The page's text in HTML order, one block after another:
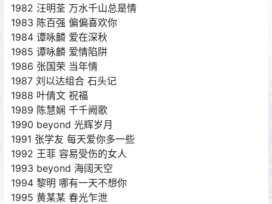
1982 汪明荃 万水千山总是情
1983 陈百强 偏偏喜欢你
1984 谭咏麟 爱在深秋
1985 谭咏麟 爱情陷阱
1986 张国荣 当年情
1987 刘以达组合 石头记
1988 叶倩文 祝福
1989 陈慧娴 千千阙歌
1990 beyond 光辉岁月
1991 张学友 每天爱你多一些
1992 王菲 容易受伤的女人
1993 beyond 海阔天空
1994 黎明 哪有一天不想你
1995 黄某某 春光乍泄